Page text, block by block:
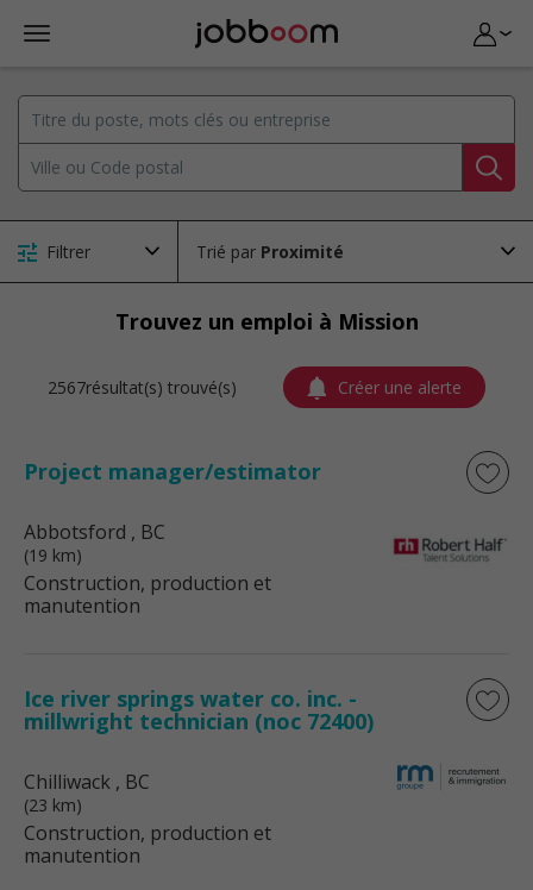
Filtrer Trié par
Trouvez un emploi à Mission
2567résultat(s) trouvé(s) Créer une alerte
Project manager/estimator
Abbotsford , BC
(19 km)
Construction, production et
manutention
Ice river springs water co. inc. -
millwright technician (noc 72400)
Chilliwack , BC
(23 km)
Construction, production et
manutention